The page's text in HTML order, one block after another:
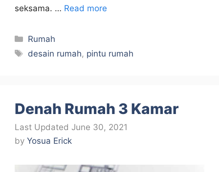
seksama. … Read more
Categories
Rumah
Tags
desain rumah, pintu rumah
Denah Rumah 3 Kamar
June 30, 2021
by Yosua Erick